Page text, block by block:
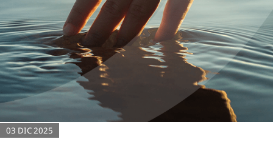
03 DIC 2025